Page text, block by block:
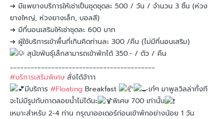
➜ มีแพยางบริการให้เช่าเป็นชุดชุดละ 500 / วัน / จำนวน 3 ชิ้น (ห่วง
ยางใหญ่, ห่วงยางเล็ก, บอลสี)
➜ มีที่นอนเสริมให้เช่าชุดละ 600 บาท
➜ ผู้ใช้บริการเข้าพื้นที่เกินคิดท่านละ 300 /คืน (ไม่มีที่นอนเสริม)
สุนัขพันธุ์เล็กสามารถเข้าพักได้ 350.- / ตัว / คืน
__________________________________________
#บริการเสริมพิเศษ สั่งได้จ้าาา
มีบริการ #Floating Breakfast
เก๋ๆ มาพูลวิลล่าทั้งที
จะไม่มีรูปกับถาดลอยน้ำไม่ได้นะ
พิเศษ 700 เท่านั้น
เหมาะสำหรับ 2-4 ท่าน กรุณาออเดอร์ก่อนเข้าพักอย่างน้อย 1 วัน